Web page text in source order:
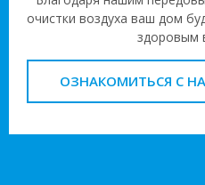
очистки воздуха ваш дом
здоровым
ОЗНАКОМИТЬСЯ С